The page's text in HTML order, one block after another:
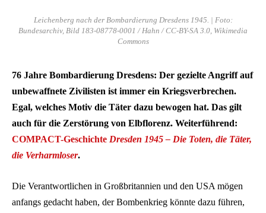
Leichenberg nach der Bombardierung Dresdens 1945. | Foto:
Bundesarchiv, Bild 183-08778-0001 / Hahn / CC-BY-SA 3.0, Wikimedia
Commons
76 Jahre Bombardierung Dresdens: Der gezielte Angriff auf
unbewaffnete Zivilisten ist immer ein Kriegsverbrechen.
Egal, welches Motiv die Täter dazu bewogen hat. Das gilt
auch für die Zerstörung von Elbflorenz. Weiterführend:
COMPACT-Geschichte Dresden 1945 – Die Toten, die Täter,
die Verharmloser.
Die Verantwortlichen in Großbritannien und den USA mögen
anfangs gedacht haben, der Bombenkrieg könnte dazu führen,